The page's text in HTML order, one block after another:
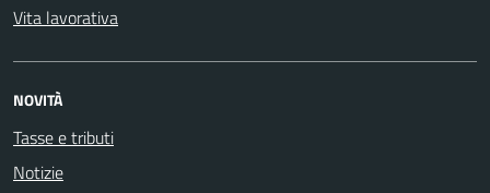
Vita lavorativa
NOVITÀ
Tasse e tributi
Notizie